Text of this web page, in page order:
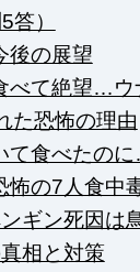
答）
後の展望
べて絶望…ウ
た恐怖の理由
て食べたの
怖の7人食中
ギン死因は
相と対策